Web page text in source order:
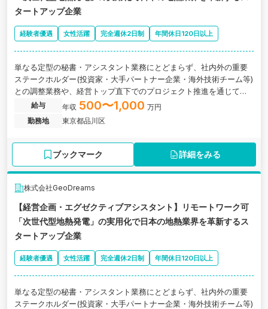
タートアップ企業
経験者優遇 女性活躍 完全週休2日制 年間休日120日以上
単なる定型の秘書・アシスタント業務にとどまらず、社内外の重要
ステークホルダー(投資家・大手パートナー企業・海外技術チーム等)
との調整業務や、経営トップ直下でのプロジェクト推進を通じて、
会社がダイナミックに成長していく姿を 牽引・体感いただける方を
募集します。大阪府大阪市にある「次世代型地熱発電」の実用化で
日本の地熱業界を革新するスタートアップ企業
給与 年収 500〜1,000 万円
勤務地
東京都品川区
ブックマーク 詳細をみる
株式会社GeoDreams
【経営企画・エグゼクティブアシスタント】リモートワーク可
「次世代型地熱発電」の実用化で日本の地熱業界を革新するス
タートアップ企業
経験者優遇 女性活躍 完全週休2日制 年間休日120日以上
単なる定型の秘書・アシスタント業務にとどまらず、社内外の重要
ステークホルダー(投資家・大手パートナー企業・海外技術チーム等)